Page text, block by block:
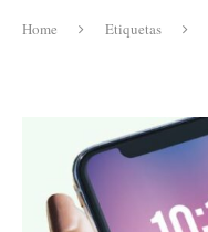
Home Etiquetas